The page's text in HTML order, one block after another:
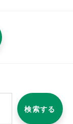
検索する